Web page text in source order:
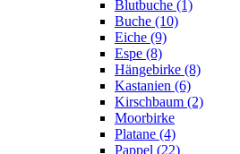
Blutbuche (1)
Buche (10)
Eiche (9)
Espe (8)
Hängebirke (8)
Kastanien (6)
Kirschbaum (2)
Moorbirke
Platane (4)
Pappel (22)